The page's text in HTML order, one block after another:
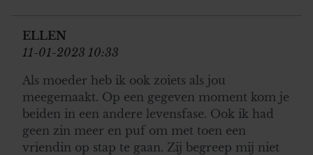
ELLEN
11-01-2023 10:33
Als moeder heb ik ook zoiets als jou
meegemaakt. Op een gegeven moment kom je
beiden in een andere levensfase. Ook ik had
geen zin meer en puf om met toen een
vriendin op stap te gaan. Zij begreep mij niet